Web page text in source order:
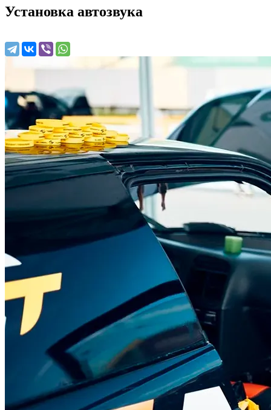
Установка автозвука